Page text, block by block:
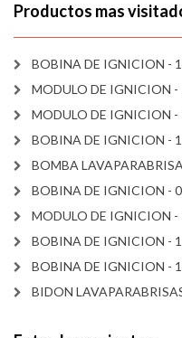
Productos mas
BOBINA DE IGNICION -
MODULO DE IGNICION -
MODULO DE IGNICION -
BOBINA DE IGNICION -
BOMBA
BOBINA DE IGNICION -
MODULO DE IGNICION -
BOBINA DE IGNICION -
BOBINA DE IGNICION -
BIDON